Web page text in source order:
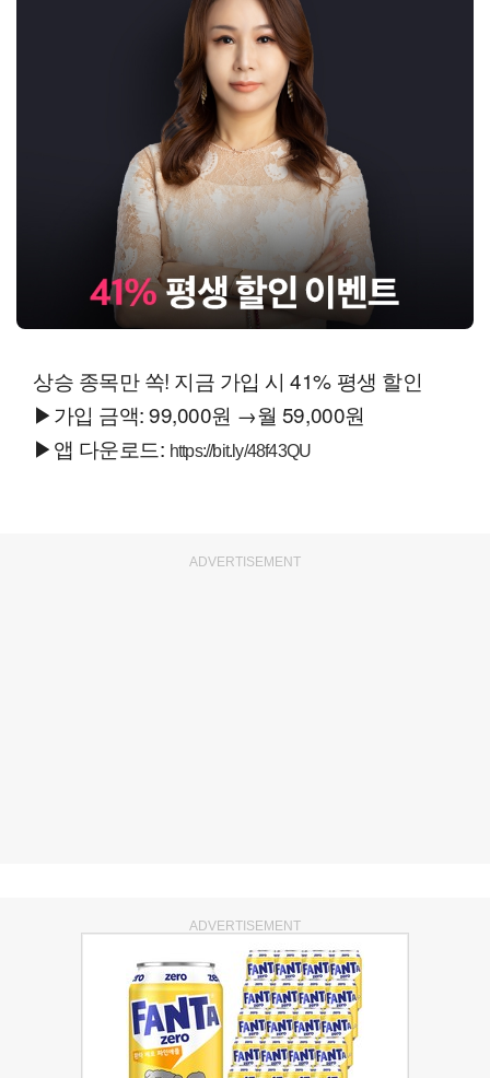
상승 종목만 쏙! 지금 가입 시 41% 평생 할인
▶가입 금액: 99,000원 →월 59,000원
▶앱 다운로드: https://bit.ly/48f43QU
ADVERTISEMENT
ADVERTISEMENT